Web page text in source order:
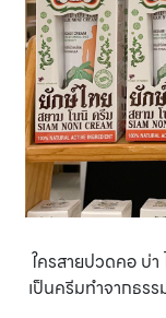
ใครสายปวดคอ บ่
เป็นครีมทำจากธร